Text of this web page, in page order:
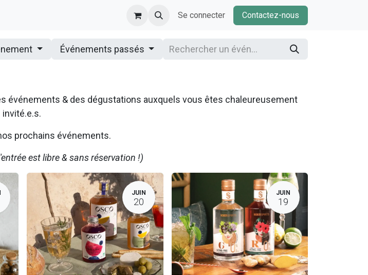
Se connecter Contactez-nous
Événements passés
événements & des dégustations auxquels vous êtes chaleureusement
invité.e.s.
prochains événements.
est libre & sans réservation !)
JUIN
20
JUIN
19